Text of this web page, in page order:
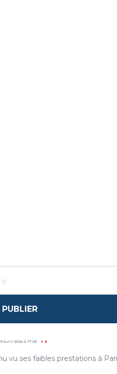
PUBLIER
avril 2024 à 17:05 + 6
vu ses faibles prestations à